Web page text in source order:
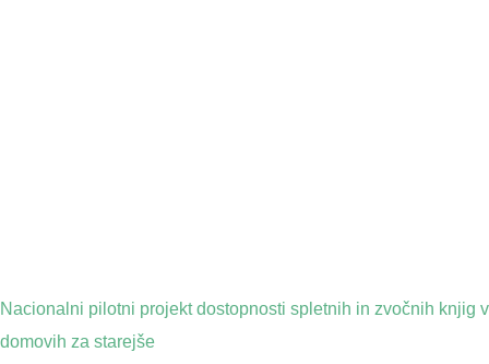
Nacionalni pilotni projekt dostopnosti spletnih in zvočnih knjig v
domovih za starejše